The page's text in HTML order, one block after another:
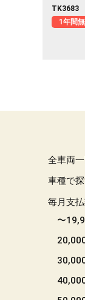
Ｗ＆自動
正ナビ
TK3683
1年間
全車両
車種で
毎月支
〜